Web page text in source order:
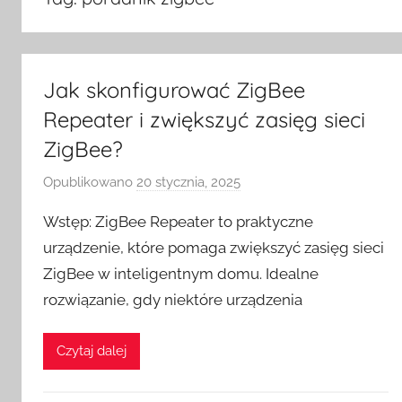
Jak skonfigurować ZigBee
Repeater i zwiększyć zasięg sieci
ZigBee?
Opublikowano 20 stycznia, 2025
z
e
z
H
Wstęp: ZigBee Repeater to praktyczne
urządzenie, które pomaga zwiększyć zasięg sieci
ZigBee w inteligentnym domu. Idealne
rozwiązanie, gdy niektóre urządzenia
Czytaj dalej